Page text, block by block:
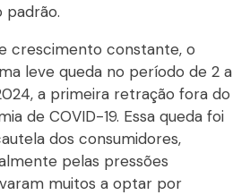
padrão.
crescimento constante, o
leve queda no período de 2 a
a primeira retração fora do
de COVID-19. Essa queda foi
dos consumidores,
pelas pressões
muitos a optar por